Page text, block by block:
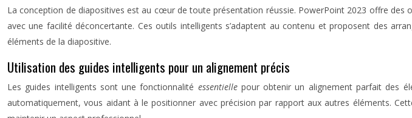
La conception de diapositives est au cœur de toute présentation réussie. PowerPoint 2023 offre
avec une facilité déconcertante. Ces outils intelligents s’adaptent au contenu et proposent des
éléments de la diapositive.
Utilisation des guides intelligents pour un alignement précis
Les guides intelligents sont une fonctionnalité essentielle pour obtenir un alignement parfait des
automatiquement, vous aidant à le positionner avec précision par rapport aux autres éléments.